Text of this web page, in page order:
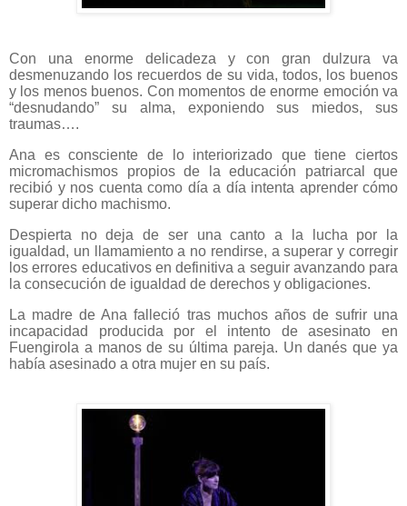
Con una enorme delicadeza y con gran dulzura va
desmenuzando los recuerdos de su vida, todos, los buenos
y los menos buenos. Con momentos de enorme emoción va
“desnudando” su alma, exponiendo sus miedos, sus
traumas….
Ana es consciente de lo interiorizado que tiene ciertos
micromachismos propios de la educación patriarcal que
recibió y nos cuenta como día a día intenta aprender cómo
superar dicho machismo.
Despierta no deja de ser una canto a la lucha por la
igualdad, un llamamiento a no rendirse, a superar y corregir
los errores educativos en definitiva a seguir avanzando para
la consecución de igualdad de derechos y obligaciones.
La madre de Ana falleció tras muchos años de sufrir una
incapacidad producida por el intento de asesinato en
Fuengirola a manos de su última pareja. Un danés que ya
había asesinado a otra mujer en su país.